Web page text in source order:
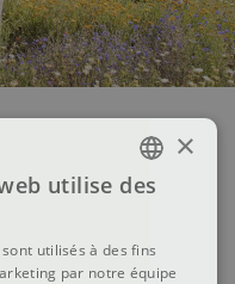
FRENCH
ENGLISH
×
utilise des
utilisés à des fins
par notre équipe